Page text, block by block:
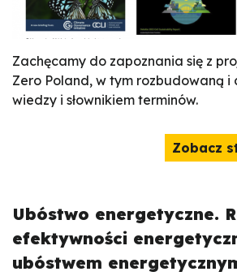
Zachęcamy do zapoznania się z
Zero Poland, w tym rozbudowaną i
wiedzy i słownikiem terminów.
Zobacz
Ubóstwo energetyczne.
efektywności
ubóstwem